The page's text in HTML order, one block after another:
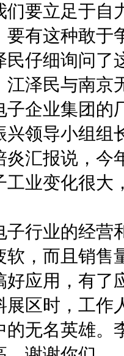
们要立足于自
要有这种敢于
民仔细询问了
江泽民与南京
子企业集团的
兴领导小组组
炎汇报说，今
工业变化很大
子行业的经营
软，而且销售
好应用，有了
展区时，工作
的无名英雄。